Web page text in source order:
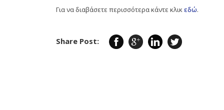
Για να διαβάσετε περισσότερα κάντε κλικ εδώ.
Share Post: